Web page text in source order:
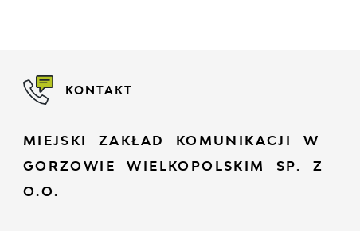
KONTAKT
MIEJSKI ZAKŁAD KOMUNIKACJI W
GORZOWIE WIELKOPOLSKIM SP. Z
O.O.